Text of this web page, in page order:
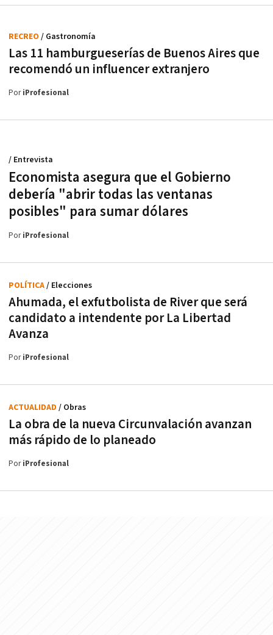
Las 11 hamburgueserías de Buenos Aires que
recomendó un influencer extranjero
RECREO / Gastronomía
PoriProfesional
Economista asegura que el Gobierno
debería "abrir todas las ventanas
posibles" para sumar dólares
/ Entrevista
PoriProfesional
Ahumada, el exfutbolista de River que será
candidato a intendente por La Libertad
Avanza
POLÍTICA/ Elecciones
PoriProfesional
La obra de la nueva Circunvalación avanzan
más rápido de lo planeado
ACTUALIDAD / Obras
PoriProfesional